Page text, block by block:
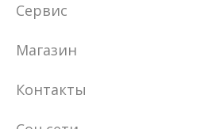
Сервис
Магазин
Контакты